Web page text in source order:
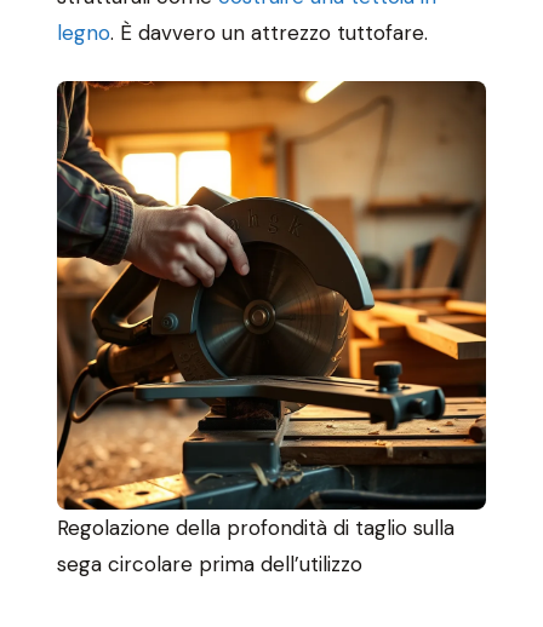
legno. È davvero un attrezzo tuttofare.
Regolazione della profondità di taglio sulla
sega circolare prima dell’utilizzo